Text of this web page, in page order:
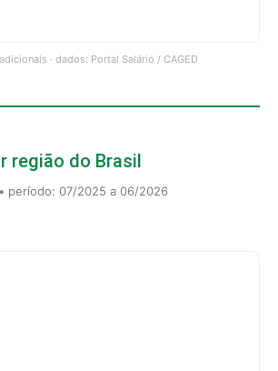
· dados: Portal Salário / CAGED
do Brasil
período: 07/2025 a 06/2026